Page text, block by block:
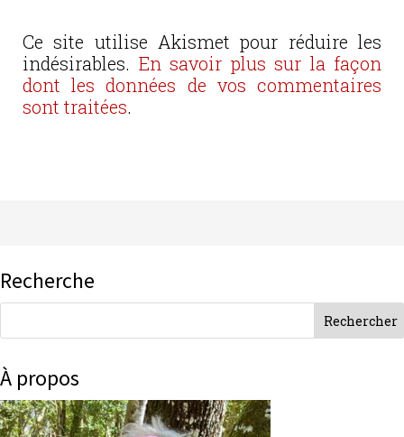
Ce site utilise Akismet pour réduire les
indésirables. En savoir plus sur la façon
dont les données de vos commentaires
sont traitées.
Recherche
À propos